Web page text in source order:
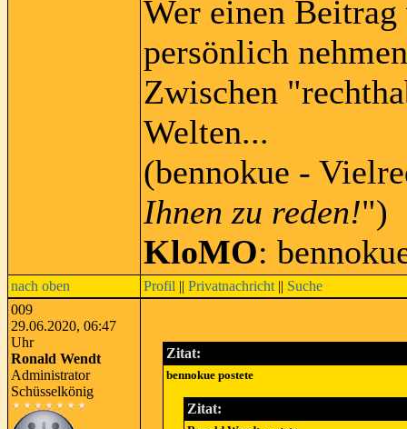
Wer einen
persönlich
Zwischen
Welten...
(bennokue -
Ihnen zu reden!")
KloMO:
nach oben Profil || Privatnachricht || Suche
009
29.06.2020, 06:47
Uhr
Ronald Wendt
Administrator
Schüsselkönig
Zitat:
bennokue postete
Zitat: